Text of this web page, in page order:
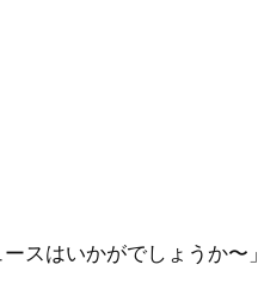
スはいかがでしょうか〜」